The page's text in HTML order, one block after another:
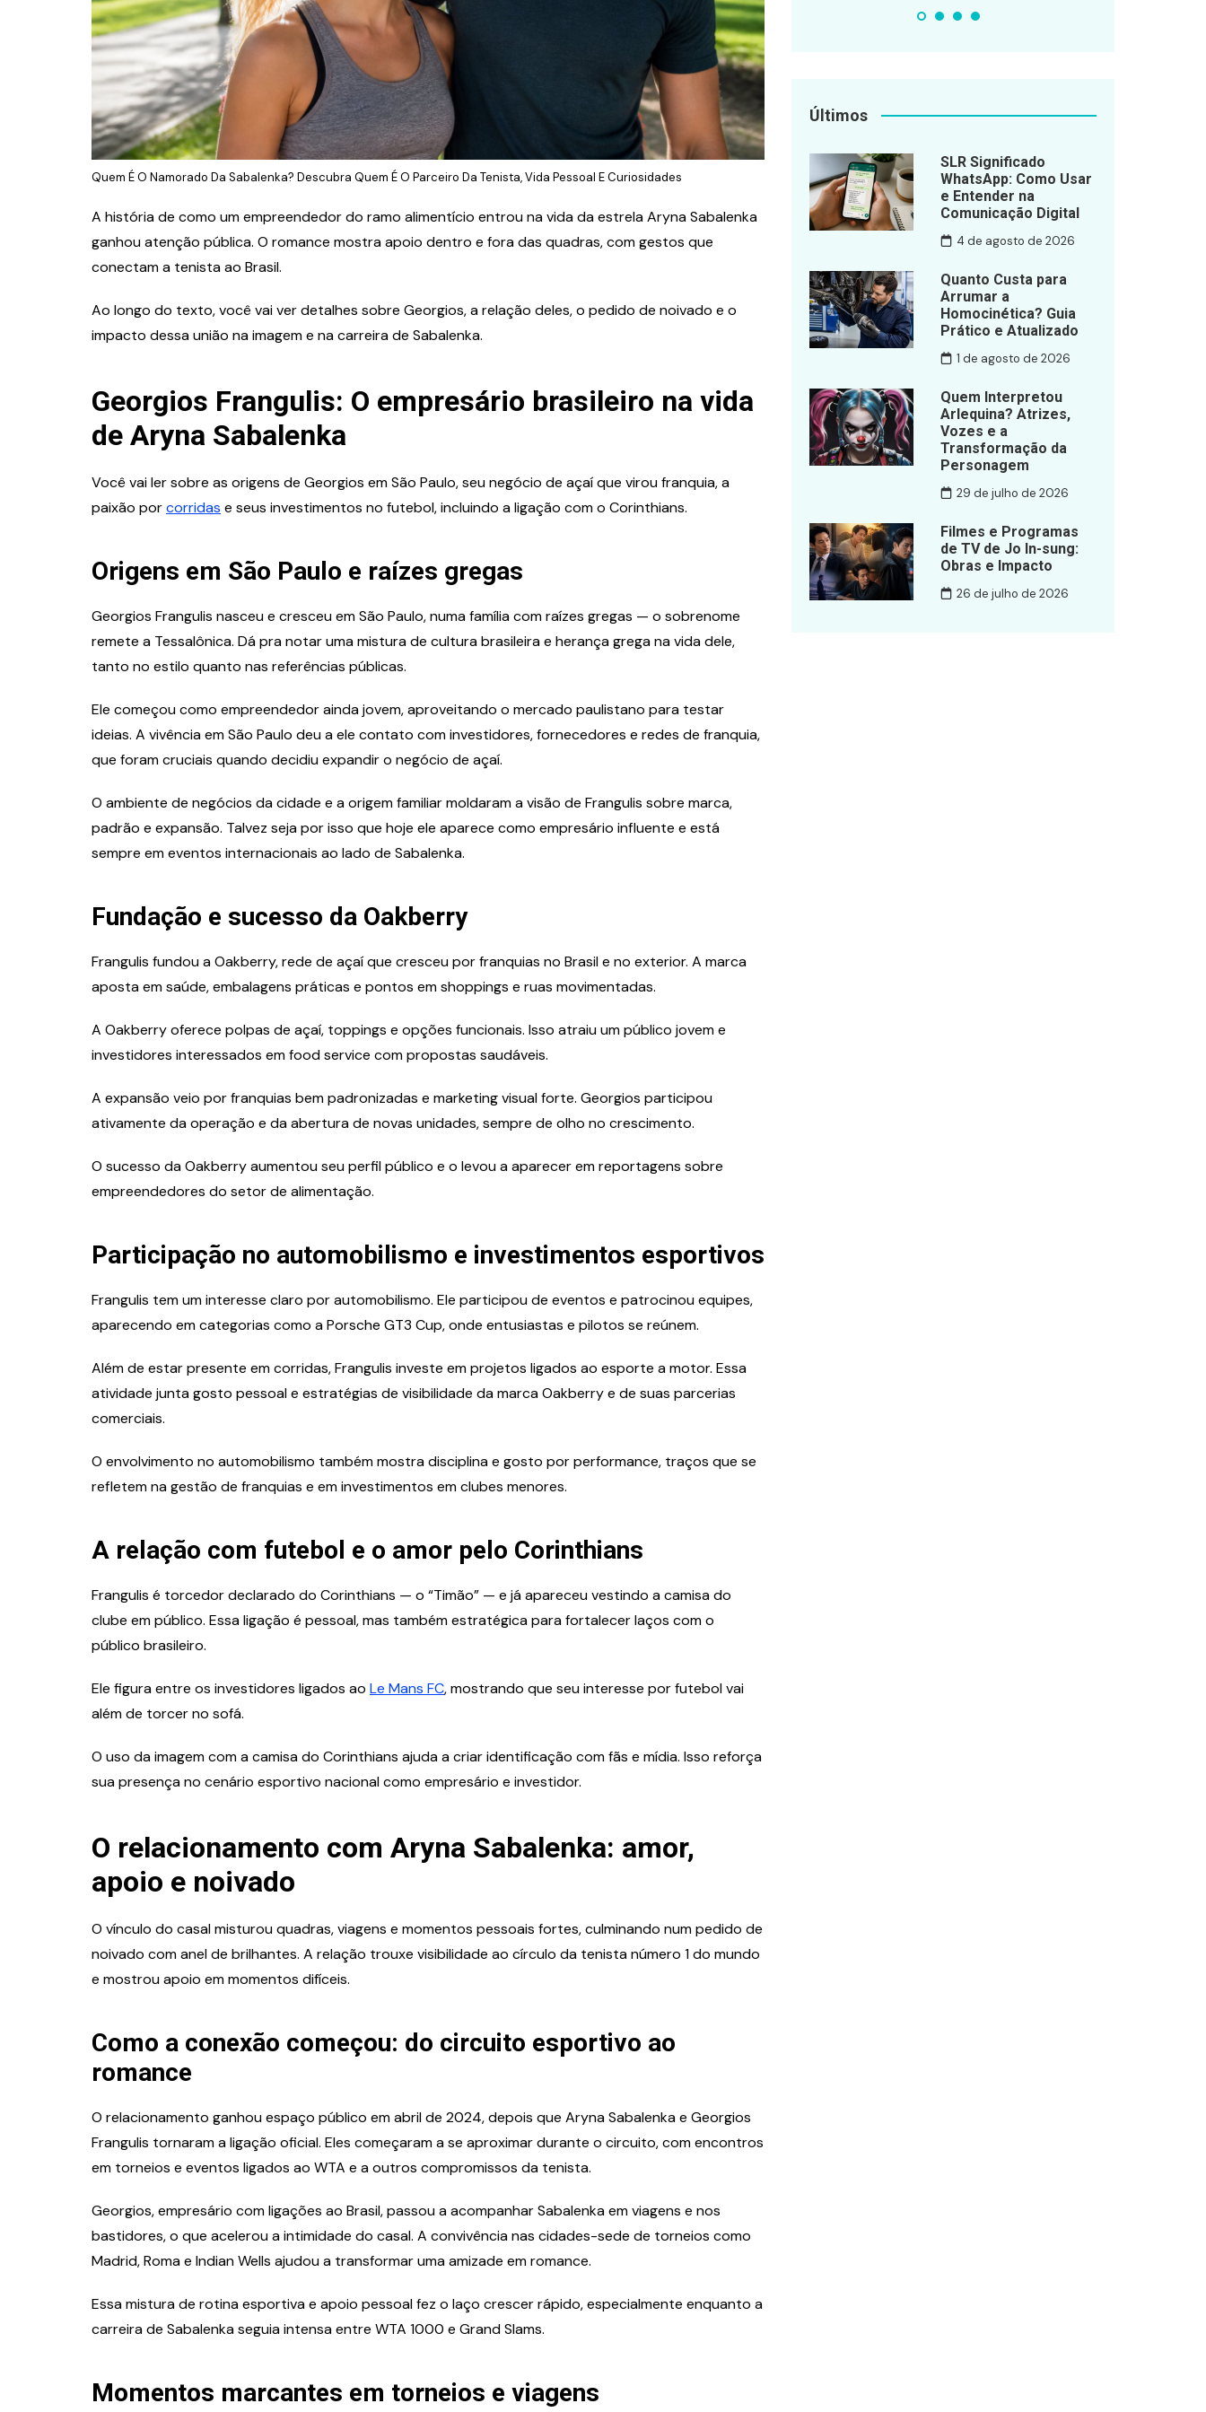
Quem É O Namorado Da Sabalenka? Descubra Quem É O Parceiro Da Tenista, Vida Pessoal E Curiosidades
A história de como um empreendedor do ramo alimentício entrou na vida da estrela Aryna Sabalenka
ganhou atenção pública. O romance mostra apoio dentro e fora das quadras, com gestos que
conectam a tenista ao Brasil.
Ao longo do texto, você vai ver detalhes sobre Georgios, a relação deles, o pedido de noivado e o
impacto dessa união na imagem e na carreira de Sabalenka.
Georgios Frangulis: O empresário brasileiro na vida
de Aryna Sabalenka
Você vai ler sobre as origens de Georgios em São Paulo, seu negócio de açaí que virou franquia, a
paixão porcorridas e seus investimentos no futebol, incluindo a ligação com o Corinthians.
Origens em São Paulo e raízes gregas
Georgios Frangulis nasceu e cresceu em São Paulo, numa família com raízes gregas — o sobrenome
remete a Tessalônica. Dá pra notar uma mistura de cultura brasileira e herança grega na vida dele,
tanto no estilo quanto nas referências públicas.
Ele começou como empreendedor ainda jovem, aproveitando o mercado paulistano para testar
ideias. A vivência em São Paulo deu a ele contato com investidores, fornecedores e redes de franquia,
que foram cruciais quando decidiu expandir o negócio de açaí.
O ambiente de negócios da cidade e a origem familiar moldaram a visão de Frangulis sobre marca,
padrão e expansão. Talvez seja por isso que hoje ele aparece como empresário influente e está
sempre em eventos internacionais ao lado de Sabalenka.
Fundação e sucesso da Oakberry
Frangulis fundou a Oakberry, rede de açaí que cresceu por franquias no Brasil e no exterior. A marca
aposta em saúde, embalagens práticas e pontos em shoppings e ruas movimentadas.
A Oakberry oferece polpas de açaí, toppings e opções funcionais. Isso atraiu um público jovem e
investidores interessados em food service com propostas saudáveis.
A expansão veio por franquias bem padronizadas e marketing visual forte. Georgios participou
ativamente da operação e da abertura de novas unidades, sempre de olho no crescimento.
O sucesso da Oakberry aumentou seu perfil público e o levou a aparecer em reportagens sobre
empreendedores do setor de alimentação.
Participação no automobilismo e investimentos esportivos
Frangulis tem um interesse claro por automobilismo. Ele participou de eventos e patrocinou equipes,
aparecendo em categorias como a Porsche GT3 Cup, onde entusiastas e pilotos se reúnem.
Além de estar presente em corridas, Frangulis investe em projetos ligados ao esporte a motor. Essa
atividade junta gosto pessoal e estratégias de visibilidade da marca Oakberry e de suas parcerias
comerciais.
O envolvimento no automobilismo também mostra disciplina e gosto por performance, traços que se
refletem na gestão de franquias e em investimentos em clubes menores.
A relação com futebol e o amor pelo Corinthians
Frangulis é torcedor declarado do Corinthians — o “Timão” — e já apareceu vestindo a camisa do
clube em público. Essa ligação é pessoal, mas também estratégica para fortalecer laços com o
público brasileiro.
Ele figura entre os investidores ligados ao Le Mans FC, mostrando que seu interesse por futebol vai
além de torcer no sofá.
O uso da imagem com a camisa do Corinthians ajuda a criar identificação com fãs e mídia. Isso reforça
sua presença no cenário esportivo nacional como empresário e investidor.
O relacionamento com Aryna Sabalenka: amor,
apoio e noivado
O vínculo do casal misturou quadras, viagens e momentos pessoais fortes, culminando num pedido de
noivado com anel de brilhantes. A relação trouxe visibilidade ao círculo da tenista número 1 do mundo
e mostrou apoio em momentos difíceis.
Como a conexão começou: do circuito esportivo ao
romance
O relacionamento ganhou espaço público em abril de 2024, depois que Aryna Sabalenka e Georgios
Frangulis tornaram a ligação oficial. Eles começaram a se aproximar durante o circuito, com encontros
em torneios e eventos ligados ao WTA e a outros compromissos da tenista.
Georgios, empresário com ligações ao Brasil, passou a acompanhar Sabalenka em viagens e nos
bastidores, o que acelerou a intimidade do casal. A convivência nas cidades-sede de torneios como
Madrid, Roma e Indian Wells ajudou a transformar uma amizade em romance.
Essa mistura de rotina esportiva e apoio pessoal fez o laço crescer rápido, especialmente enquanto a
carreira de Sabalenka seguia intensa entre WTA 1000 e Grand Slams.
Momentos marcantes em torneios e viagens
Últimos
SLR Significado
WhatsApp: Como Usar
e Entender na
Comunicação Digital
4 de agosto de 2026
Quanto Custa para
Arrumar a
Homocinética? Guia
Prático e Atualizado
1 de agosto de 2026
Quem Interpretou
Arlequina? Atrizes,
Vozes e a
Transformação da
Personagem
29 de julho de 2026
Filmes e Programas
de TV de Jo In-sung:
Obras e Impacto
26 de julho de 2026